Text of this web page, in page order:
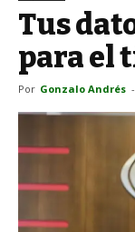
Tus
para el
Por Gonzalo Andrés -